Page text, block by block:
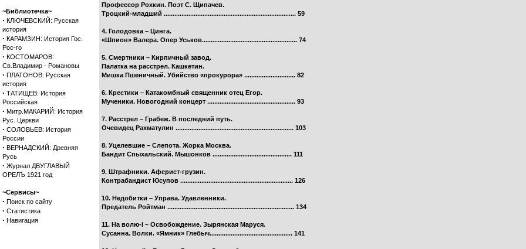
~Библиотечка~
· КЛЮЧЕВСКИЙ: Русская
история
· КАРАМЗИН: История Гос.
Рос-го
· КОСТОМАРОВ:
Св.Владимир - Романовы
· ПЛАТОНОВ: Русская
история
· ТАТИЩЕВ: История
Российская
· Митр.МАКАРИЙ: История
Рус. Церкви
· СОЛОВЬЕВ: История
России
· ВЕРНАДСКИЙ: Древняя
Русь
· Журнал ДВУГЛАВЫЙ
ОРЕЛЪ 1921 год
~Сервисы~
· Поиск по сайту
· Статистика
· Навигация
Профессор Рохкин. Поэт С. Щипачев.
Троцкий-младший ........................................................................... 59
4. Голодовка – Цинга.
«Шпион» Валера. Опер Уськов...................................................... 74
5. Смертники – Кирпичный завод.
Палатка на расстрел. Кашкетин.
Мишка Пшеничный. Убийство «прокурора» ............................. 82
6. Крестики – Катакомбный священник отец Егор.
Мученики. Новогодний концерт .................................................. 93
7. Расстрел – Грабеж. В последний путь.
Очевидец Рахматулин ................................................................... 103
8. Уцелевшие – Слепота. Жорка Москва.
Бандит Спыхальский. Мышонков ............................................. 111
9. Штрафники. Аферист-грузин.
Контрабандист Юсупов ................................................................ 126
10. Недобитки – Управа. Удавленники.
Предатель Ройтман ........................................................................ 134
11. На волю-I – Освобождение. Зырянская Маруся.
Сусанна. Волки. «Ямник» Глебыч............................................... 141